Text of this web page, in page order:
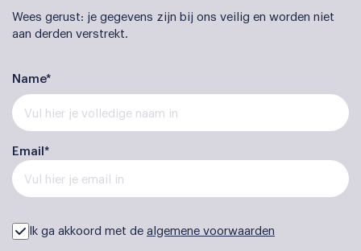
Wees gerust: je gegevens zijn bij ons veilig en worden niet
aan derden verstrekt.
Name*
Email*
Ik ga akkoord met de algemene voorwaarden